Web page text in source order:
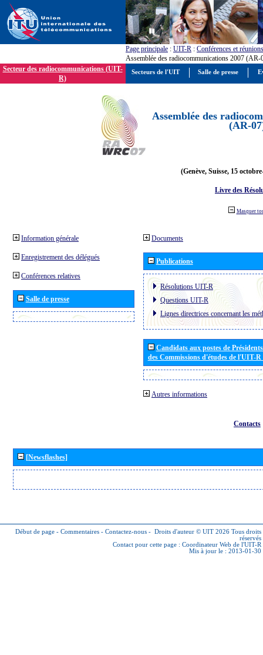
Page principale : UIT-R : Conférences et réunions
Assemblée des radiocommunications 2007 (AR-
Secteur des radiocommunications (UIT-
R)
Assemblée des
(AR-
(Genève, Suisse, 15
Livre des
Masquer
Information générale
Enregistrement des délégués
Conférences relatives
Salle de presse
Documents
Publications
Résolutions UIT-R
Questions UIT-R
Lignes directrices concernant les
Candidats aux postes de
des Commissions d'études de l'UIT-
Autres informations
Contacts
[Newsflashes]
Début de page - Commentaires - Contactez-nous - Droits d'auteur © UIT 2026 Tous droits
réservés
Contact pour cette page : Coordinateur Web de l'UIT-R
Mis à jour le : 2013-01-30
Secteurs de l'UIT Salle de presse